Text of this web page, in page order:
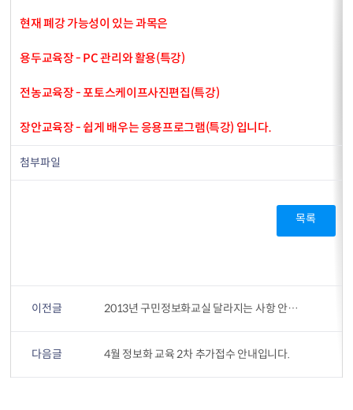
현재 폐강 가능성이 있는 과목은
용두교육장 - PC 관리와 활용(특강)
전농교육장 - 포토스케이프사진편집(특강)
장안교육장 - 쉽게 배우는 응용프로그램(특강) 입니다.
첨부파일
목록
이전글 2013년 구민정보화교실 달라지는 사항 안내(3월부터)
다음글 4월 정보화 교육 2차 추가접수 안내입니다.